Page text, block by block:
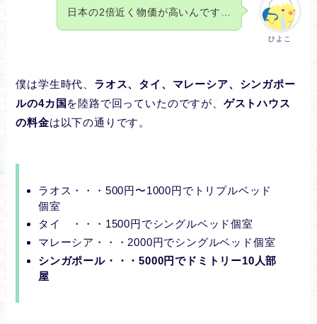
ひよこ
日本の2倍近く物価が高いんです…
僕は学生時代、 ラオス、タイ、マレーシア、シンガポー
ルの4カ国 を陸路で回っていたのですが、 ゲストハウス
の料金は以下の通りです。
ラオス・・・500円〜1000円でトリプルベッド
個室
タイ ・・・1500円でシングルベッド個室
マレーシア・・・2000円でシングルベッド個室
シンガポール・・・5000円でドミトリー10人部
屋